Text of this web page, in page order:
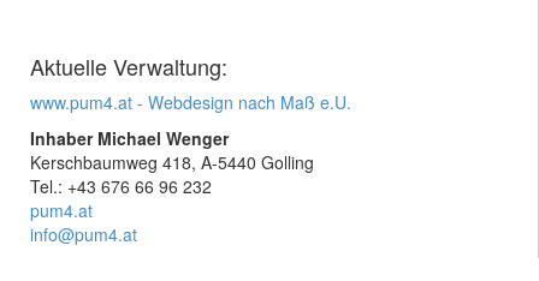
Aktuelle Verwaltung:
www.pum4.at - Webdesign nach Maß e.U.
Inhaber Michael Wenger
Kerschbaumweg 418, A-5440 Golling
Tel.: +43 676 66 96 232
pum4.at
info@pum4.at